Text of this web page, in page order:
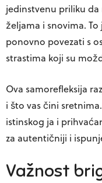
jedinstvenu priliku
željama i snovima.
ponovno povezati s
strastima koji su
Ova samorefleksija
i što vas čini
istinskog ja i
za autentičniji i
Važnost